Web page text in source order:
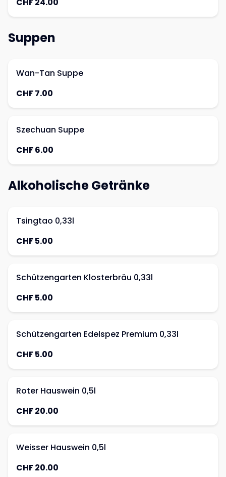
Suppen
Wan-Tan Suppe
CHF 7.00
Szechuan Suppe
CHF 6.00
Alkoholische Getränke
Tsingtao 0,33l
CHF 5.00
Schützengarten Klosterbräu 0,33l
CHF 5.00
Schützengarten Edelspez Premium 0,33l
CHF 5.00
Roter Hauswein 0,5l
CHF 20.00
Weisser Hauswein 0,5l
CHF 20.00